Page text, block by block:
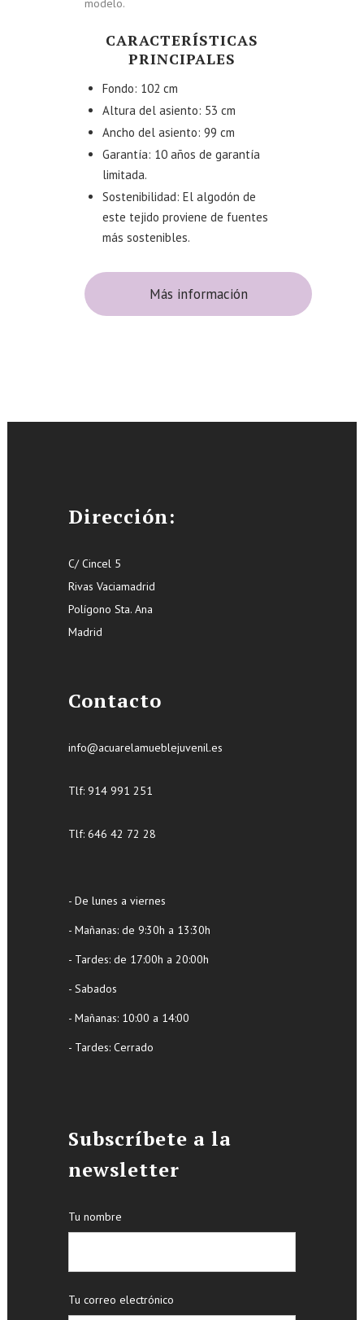
CARACTERÍSTICAS
PRINCIPALES
Fondo: 102 cm
Altura del asiento: 53 cm
Ancho del asiento: 99 cm
Garantía: 10 años de garantía
limitada.
Sostenibilidad: El algodón de
este tejido proviene de fuentes
más sostenibles.
Más información
Dirección:
C/ Cincel 5
Rivas Vaciamadrid
Polígono Sta. Ana
Madrid
Contacto
info@acuarelamueblejuvenil.es
Tlf: 914 991 251
Tlf: 646 42 72 28
- De lunes a viernes
- Mañanas: de 9:30h a 13:30h
- Tardes: de 17:00h a 20:00h
- Sabados
- Mañanas: 10:00 a 14:00
- Tardes: Cerrado
Subscríbete a la
newsletter
Tu nombre
Tu correo electrónico